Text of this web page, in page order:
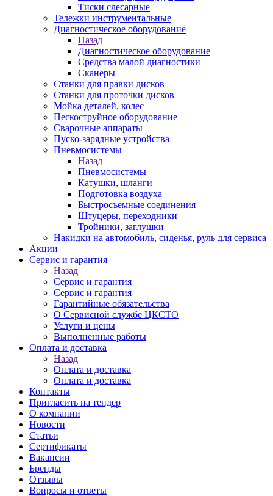
Тиски слесарные
Тележки инструментальные
Диагностическое оборудование
Назад
Диагностическое оборудование
Средства малой диагностики
Сканеры
Станки для правки дисков
Станки для проточки дисков
Мойка деталей, колес
Пескоструйное оборудование
Сварочные аппараты
Пуско-зарядные устройства
Пневмосистемы
Назад
Пневмосистемы
Катушки, шланги
Подготовка воздуха
Быстросъемные соединения
Штуцеры, переходники
Тройники, заглушки
Накидки на автомобиль, сиденья, руль для сервиса
Акции
Сервис и гарантия
Назад
Сервис и гарантия
Сервис и гарантия
Гарантийные обязательства
О Сервисной службе ЦКСТО
Услуги и цены
Выполненные работы
Оплата и доставка
Назад
Оплата и доставка
Оплата и доставка
Контакты
Пригласить на тендер
О компании
Новости
Статьи
Сертификаты
Вакансии
Бренды
Отзывы
Вопросы и ответы